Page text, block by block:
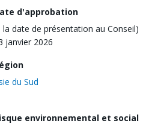
d'approbation
la date de présentation au Conseil)
janvier 2026
du Sud
environnemental et social